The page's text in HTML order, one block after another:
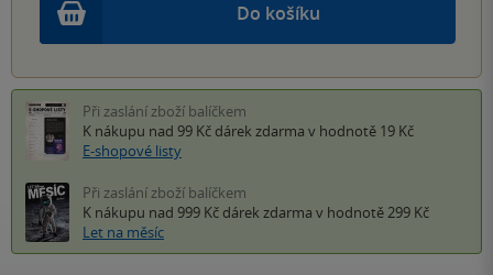
Do košíku
Při zaslání zboží balíčkem
K nákupu nad 99 Kč dárek zdarma v hodnotě 19 Kč
E-shopové listy
Při zaslání zboží balíčkem
K nákupu nad 999 Kč dárek zdarma v hodnotě 299 Kč
Let na měsíc